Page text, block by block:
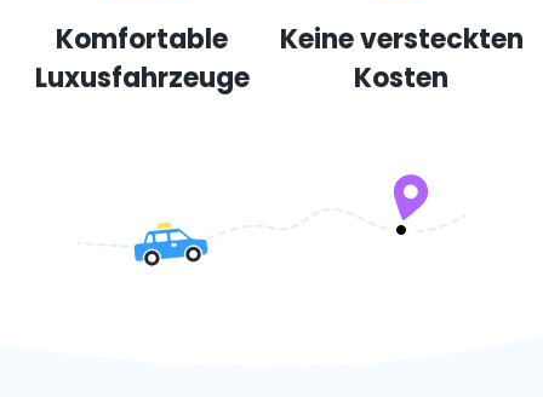
Komfortable
Luxusfahrzeuge
Keine versteckten
Kosten